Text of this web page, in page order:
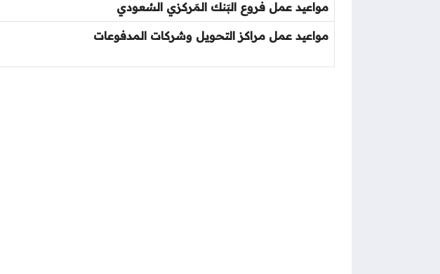
مواعيد عمل فروع البَنك المَركزي السُعودي
مواعيد عمل مراكز التحويل وشركات المدفوعات